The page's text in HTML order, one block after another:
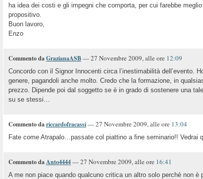
ha idea dei costi e gli impegni che comporta, per cui farebbe
propositivo.
Buon lavoro,
Enzo
Commento daGrazianaASB— 27 Novembre 2009, alle ore 12:09
Concordo con il Signor Innocenti circa l’inestimabilità dell’evento.
genere, pagandoli anche molto. Credo che la formazione, in
prezzo. Dipende poi dal soggetto se è in grado di sostenere una
su se stessi…
Commento dariccardofracassi— 27 Novembre 2009, alle ore 13:04
Fate come Atrapalo…passate col piattino a fine seminario!! Vedrai
Commento daAnto4444— 27 Novembre 2009, alle ore 16:41
A me non piace quando qualcuno critica un altro solo perchè non è